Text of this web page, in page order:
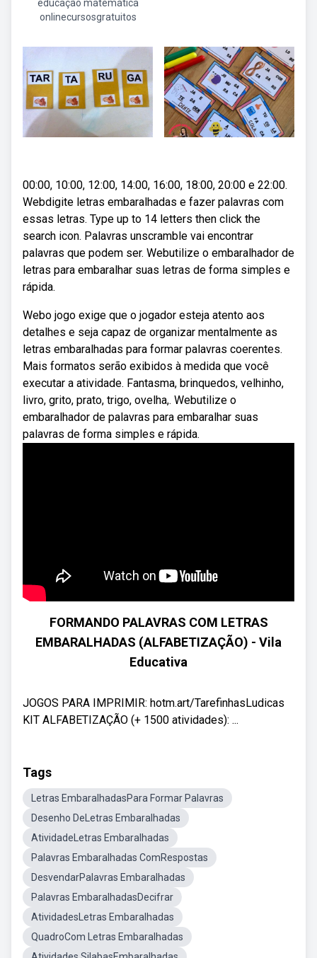
educação matemática
onlinecursosgratuitos
00:00, 10:00, 12:00, 14:00, 16:00, 18:00, 20:00 e 22:00.
Webdigite letras embaralhadas e fazer palavras com
essas letras. Type up to 14 letters then click the
search icon. Palavras unscramble vai encontrar
palavras que podem ser. Webutilize o embaralhador de
letras para embaralhar suas letras de forma simples e
rápida.
Webo jogo exige que o jogador esteja atento aos
detalhes e seja capaz de organizar mentalmente as
letras embaralhadas para formar palavras coerentes.
Mais formatos serão exibidos à medida que você
executar a atividade. Fantasma, brinquedos, velhinho,
livro, grito, prato, trigo, ovelha,. Webutilize o
embaralhador de palavras para embaralhar suas
palavras de forma simples e rápida.
FORMANDO PALAVRAS COM LETRAS
EMBARALHADAS (ALFABETIZAÇÃO) - Vila
Educativa
JOGOS PARA IMPRIMIR: hotm.art/TarefinhasLudicas
KIT ALFABETIZAÇÃO (+ 1500 atividades): ...
Tags
Letras EmbaralhadasPara Formar Palavras
Desenho DeLetras Embaralhadas
AtividadeLetras Embaralhadas
Palavras Embaralhadas ComRespostas
DesvendarPalavras Embaralhadas
Palavras EmbaralhadasDecifrar
AtividadesLetras Embaralhadas
QuadroCom Letras Embaralhadas